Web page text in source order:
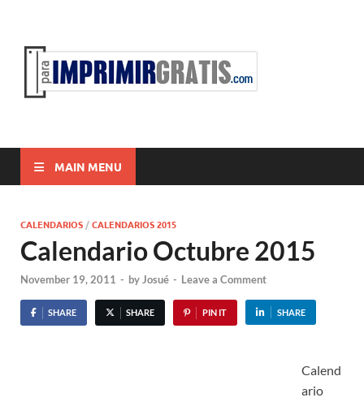
MAIN MENU
CALENDARIOS /CALENDARIOS 2015
Calendario Octubre 2015
November 19, 2011 - byJosué - Leave a Comment
SHARE SHARE PIN IT SHARE
Calend
ario